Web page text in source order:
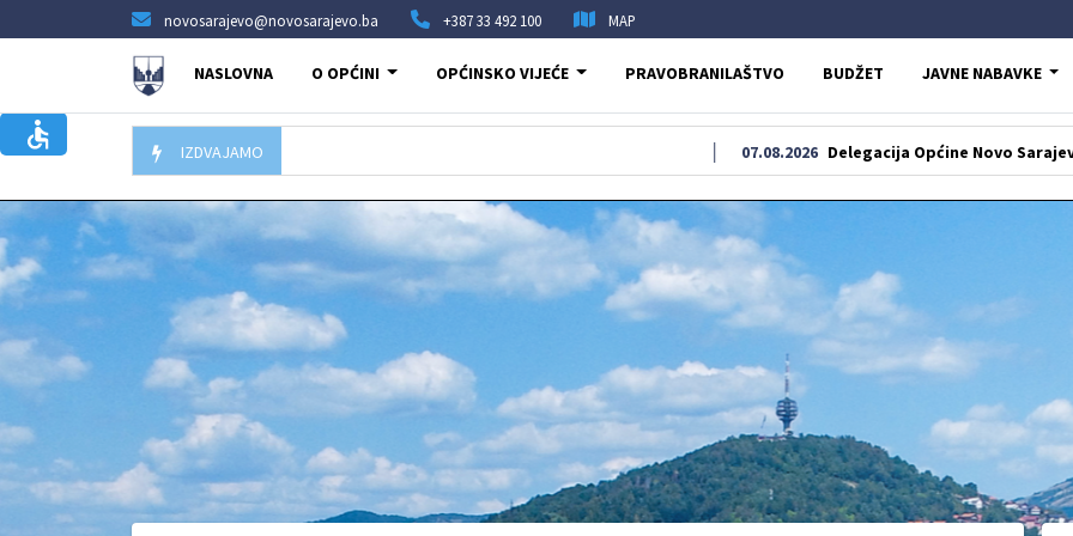
novosarajevo@novosarajevo.ba +387 33 492 100 MAP
NASLOVNA O OPĆINI OPĆINSKO VIJEĆE PRAVOBRANILAŠTVO BUDŽET JAVNE NABAVKE
IZDVAJAMO Delegacija Općine Novo Sarajevo odala